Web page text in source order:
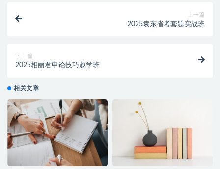
上一篇
2025袁东省考套题实战班
下一篇
2025相丽君申论技巧趣学班
相关文章